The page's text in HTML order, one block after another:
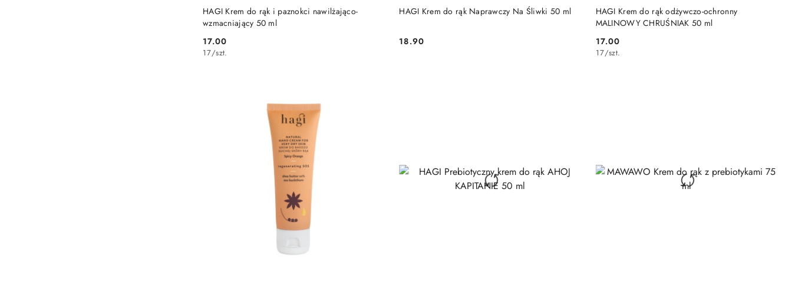
HAGI Krem do rąk i paznokci nawilżająco-
wzmacniający 50 ml
Cena:
17.00
17/szt.
DO KOSZYKA HAGI Krem do rąk Naprawczy Na Śliwki 50 ml
Cena:
18.90
DO KOSZYKA
HAGI Krem do rąk odżywczo-ochronny
MALINOWY CHRUŚNIAK 50 ml
Cena:
17.00
17/szt.
DO KOSZYKA